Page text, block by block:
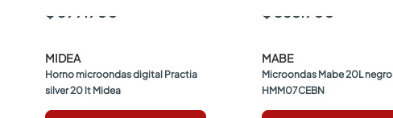
$ 399.900
MIDEA
Horno microondas digital Practia
silver 20 lt Midea
$ 368.900
MABE
Microondas Mabe 20L negro
HMM07CEBN